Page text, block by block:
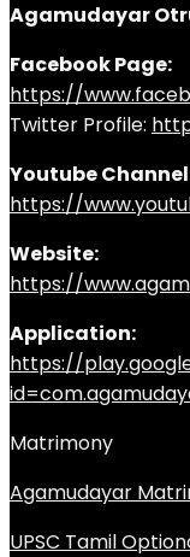
Agamudayar
Facebook Page:
https://
Twitter Profile:
Youtube
https://
Website:
https://
Application:
https://
Matrimony
Agamudayar
UPSC Tamil